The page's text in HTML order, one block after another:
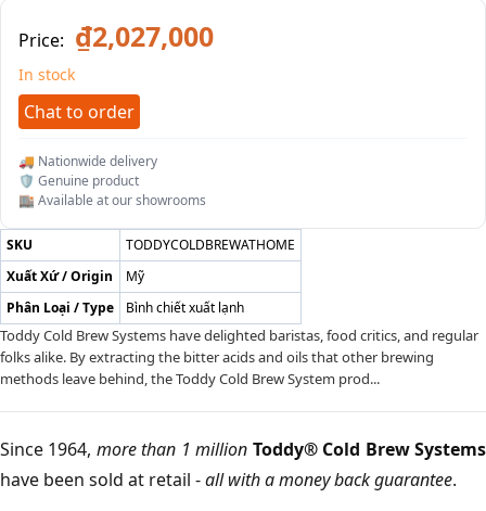
Price: ₫2,027,000
In stock
Chat to order
🚚 Nationwide delivery
🛡️ Genuine product
🏬 Available at our showrooms
SKU
TODDYCOLDBREWATHOME
Xuất Xứ / Origin
Mỹ
Phân Loại / Type
Bình chiết xuất lạnh
Toddy Cold Brew Systems have delighted baristas, food critics, and regular
folks alike. By extracting the bitter acids and oils that other brewing
methods leave behind, the Toddy Cold Brew System prod...
Since 1964, more than 1 million Toddy® Cold Brew Systems
have been sold at retail -all with a money back guarantee.